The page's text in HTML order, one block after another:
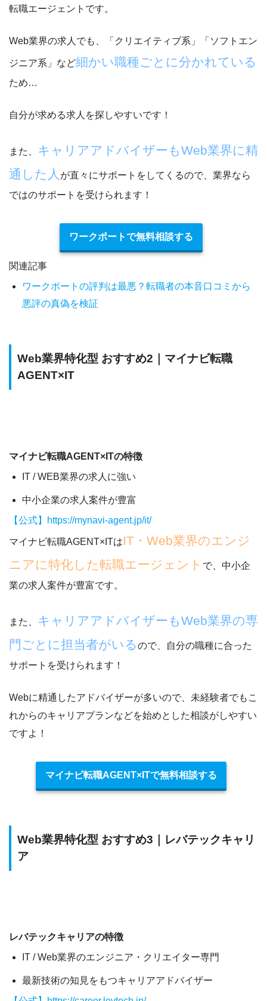
転職エージェントです。
Web業界の求人でも、「クリエイティブ系」「ソフトエン
ジニア系」など細かい職種ごとに分かれている
ため…
自分が求める求人を探しやすいです！
また、
キャリアアドバイザーもWeb業界に精
通した人 が直々にサポートをしてくるので、業界なら
ではのサポートを受けられます！
ワークポートで無料相談する
関連記事
ワークポートの評判は最悪？転職者の本音口コミから
悪評の真偽を検証
Web業界特化型 おすすめ2｜マイナビ転職
AGENT×IT
マイナビ転職AGENT×ITの特徴
IT / WEB業界の求人に強い
中小企業の求人案件が豊富
【公式】https://mynavi-agent.jp/it/
マイナビ転職AGENT×ITはIT・Web業界のエンジ
ニアに特化した転職エージェント で、 中小企
業の求人案件が豊富です。
また、
キャリアアドバイザーもWeb業界の専
門ごとに担当者がいるので、自分の職種に合った
サポートを受けられます！
Webに精通したアドバイザーが多いので、 未経験者でもこ
れからのキャリアプランなどを始めとした相談がしやすい
ですよ！
マイナビ転職AGENT×ITで無料相談する
Web業界特化型 おすすめ3｜レバテックキャリ
ア
レバテックキャリアの特徴
IT / Web業界のエンジニア・クリエイター専門
最新技術の知見をもつキャリアアドバイザー